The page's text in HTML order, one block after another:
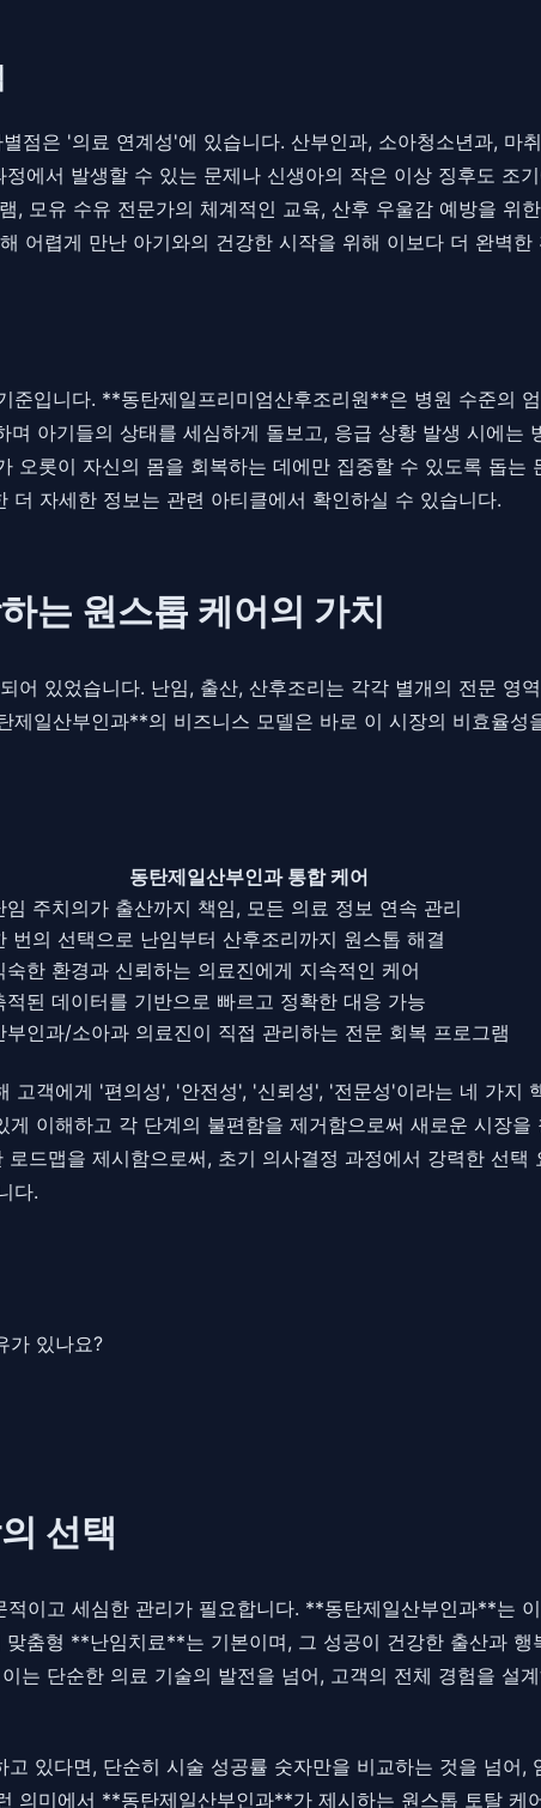
은 '의료 연계성'에 있습니다. 산부인과, 소아청소년과, 마
에서 발생할 수 있는 문제나 신생아의 작은 이상 징후도 조
모유 수유 전문가의 체계적인 교육, 산후 우울감 예방을 위
어렵게 만난 아기와의 건강한 시작을 위해 이보다 더 완벽한
입니다. **동탄제일프리미엄산후조리원**은 병원 수준의
아기들의 상태를 세심하게 돌보고, 응급 상황 발생 시에는
롯이 자신의 몸을 회복하는 데에만 집중할 수 있도록 돕는
더 자세한 정보는 관련 아티클에서 확인하실 수 있습니다.
는 원스톱 케어의 가치
있었습니다. 난임, 출산, 산후조리는 각각 별개의 전문 영
일산부인과**의 비즈니스 모델은 바로 이 시장의 비효율성
동탄제일산부인과 통합 케어
임 주치의가 출산까지 책임, 모든 의료 정보 연속 관리
번의 선택으로 난임부터 산후조리까지 원스톱 해결
숙한 환경과 신뢰하는 의료진에게 지속적인 케어
적된 데이터를 기반으로 빠르고 정확한 대응 가능
부인과/소아과 의료진이 직접 관리하는 전문 회복 프로그램
객에게 '편의성', '안전성', '신뢰성', '전문성'이라는 네 가지
이해하고 각 단계의 불편함을 제거함으로써 새로운 시장
드맵을 제시함으로써, 초기 의사결정 과정에서 강력한 선택
다.
가 있나요?
선택
이고 세심한 관리가 필요합니다. **동탄제일산부인과**는
춤형 **난임치료**는 기본이며, 그 성공이 건강한 출산과
는 단순한 의료 기술의 발전을 넘어, 고객의 전체 경험을 설
있다면, 단순히 시술 성공률 숫자만을 비교하는 것을 넘어,
의미에서 **동탄제일산부인과**가 제시하는 원스톱 토탈 케